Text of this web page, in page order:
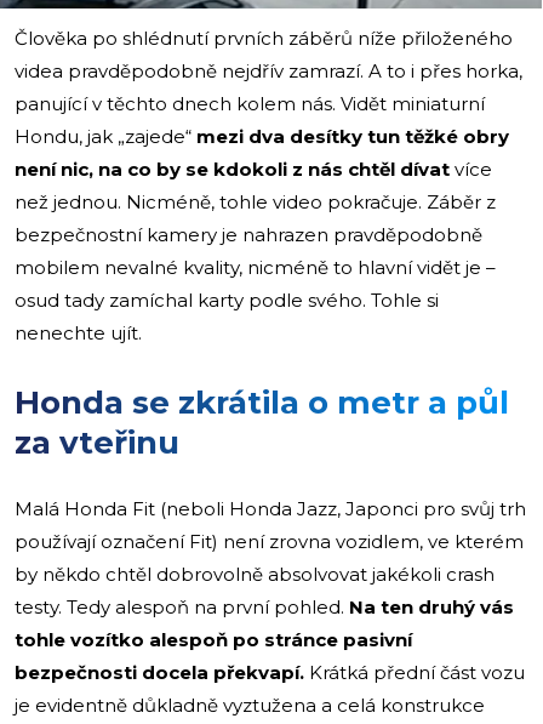
Člověka po shlédnutí prvních záběrů níže přiloženého
videa pravděpodobně nejdřív zamrazí. A to i přes horka,
panující v těchto dnech kolem nás. Vidět miniaturní
Hondu, jak „zajede“ mezi dva desítky tun těžké obry
není nic, na co by se kdokoli z nás chtěl dívat více
než jednou. Nicméně, tohle video pokračuje. Záběr z
bezpečnostní kamery je nahrazen pravděpodobně
mobilem nevalné kvality, nicméně to hlavní vidět je –
osud tady zamíchal karty podle svého. Tohle si
nenechte ujít.
Honda se zkrátila o metr a půl
za vteřinu
Malá Honda Fit (neboli Honda Jazz, Japonci pro svůj trh
používají označení Fit) není zrovna vozidlem, ve kterém
by někdo chtěl dobrovolně absolvovat jakékoli crash
testy. Tedy alespoň na první pohled. Na ten druhý vás
tohle vozítko alespoň po stránce pasivní
bezpečnosti docela překvapí. Krátká přední část vozu
je evidentně důkladně vyztužena a celá konstrukce